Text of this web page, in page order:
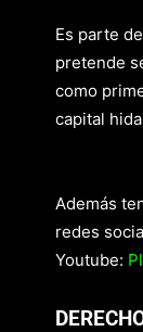
Es parte
pretende
como
capital
Además
redes
Youtube: